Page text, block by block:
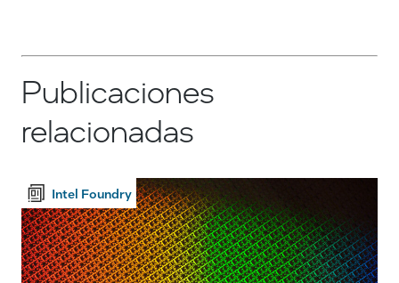
Publicaciones
relacionadas
Intel Foundry